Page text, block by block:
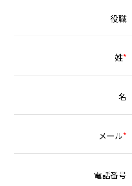
役職
姓*
名
メール*
電話番号